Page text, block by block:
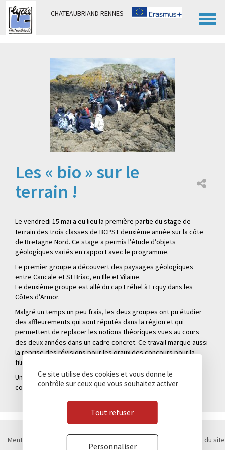
CHATEAUBRIAND RENNES
Les « bio » sur le
terrain !
Le vendredi 15 mai a eu lieu la première partie du stage de
terrain des trois classes de BCPST deuxième année sur la côte
de Bretagne Nord. Ce stage a permis l’étude d’objets
géologiques variés en rapport avec le programme.
Le premier groupe a découvert des paysages géologiques
entre Cancale et St Briac, en Ille et Vilaine.
Le deuxième groupe est allé du cap Fréhel à Erquy dans les
Côtes d’Armor.
Malgré un temps un peu frais, les deux groupes ont pu étudier
des affleurements qui sont réputés dans la région et qui
permettent de replacer les notions théoriques vues au cours
des deux années dans un cadre concret. Ce travail marque aussi
la reprise des révisions pour les oraux des concours pour la
filière BCPST.
Une deuxième journée est prévue le mercredi 27 mai pour
compléter le travail entrepris.
Mentions légales
Plan du site
Panneau de gestion des cookies
Ce site utilise des cookies et vous donne le
contrôle sur ceux que vous souhaitez activer
Tout refuser
Personnaliser